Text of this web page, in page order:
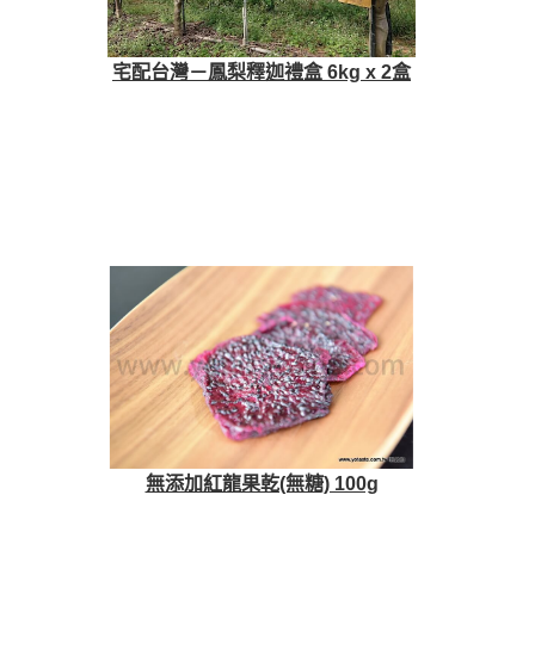
宅配台灣－鳳梨釋迦禮盒 6kg x 2盒
無添加紅龍果乾(無糖) 100g